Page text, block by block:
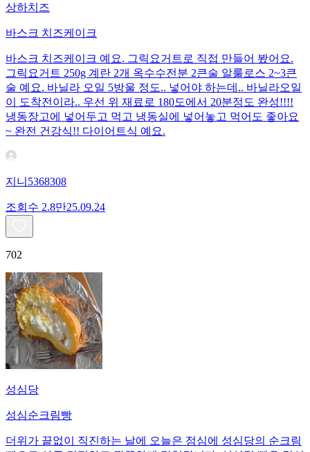
상하치즈
바스크 치즈케이크
바스크 치즈케이크 예요. 그릭요거트로 직접 만들어 봤어요.
그릭요거트 250g 계란 2개 옥수수전분 2큰술 알룰로스 2~3큰
술 예요. 바닐라 오일 5방울 정도.. 넣어야 하는데.. 바닐라오일
이 도착전이라.. 우선 위 재료로 180도에서 20분정도 완성!!!!
냉동장고에 넣어두고 먹고 냉동실에 넣어놓고 먹어도 좋아요
~ 완전 건강식!! 다이어트식 예요.
지니5368308
조회수 2.8만25.09.24
702
성심당
성심순크림빵
더위가 끝없이 직진하는 날에 오늘은 점심에 성심당의 순크림